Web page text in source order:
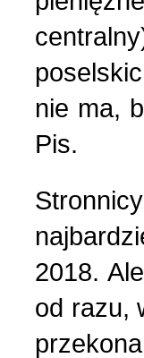
nie ma,
Pis.
2018.
od razu,